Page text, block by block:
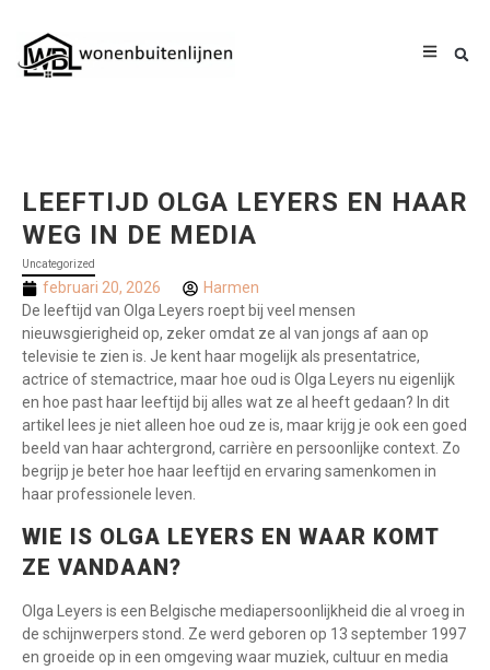
LEEFTIJD OLGA LEYERS EN HAAR
WEG IN DE MEDIA
Uncategorized
februari 20, 2026
Harmen
De leeftijd van Olga Leyers roept bij veel mensen
nieuwsgierigheid op, zeker omdat ze al van jongs af aan op
televisie te zien is. Je kent haar mogelijk als presentatrice,
actrice of stemactrice, maar hoe oud is Olga Leyers nu eigenlijk
en hoe past haar leeftijd bij alles wat ze al heeft gedaan? In dit
artikel lees je niet alleen hoe oud ze is, maar krijg je ook een goed
beeld van haar achtergrond, carrière en persoonlijke context. Zo
begrijp je beter hoe haar leeftijd en ervaring samenkomen in
haar professionele leven.
WIE IS OLGA LEYERS EN WAAR KOMT
ZE VANDAAN?
Olga Leyers is een Belgische mediapersoonlijkheid die al vroeg in
de schijnwerpers stond. Ze werd geboren op 13 september 1997
en groeide op in een omgeving waar muziek, cultuur en media